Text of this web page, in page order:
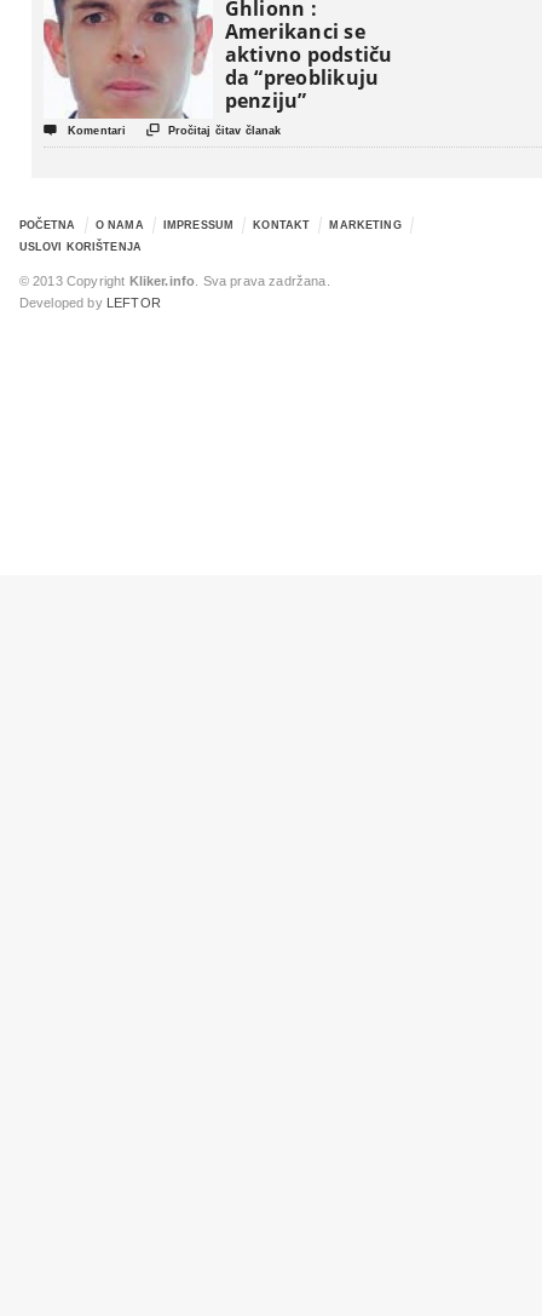
Ghlionn :
Amerikanci se
aktivno podstiču
da “preoblikuju
penziju”
 Komentari  Pročitaj čitav članak
POČETNA O NAMA IMPRESSUM KONTAKT
MARKETING
USLOVI KORIŠTENJA
© 2013 Copyright Kliker.info . Sva prava zadržana.
Developed by
LEFTOR